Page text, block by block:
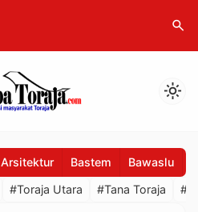
search
light_mode
Arsitektur Bastem Bawaslu
#Toraja Utara #Tana Toraja